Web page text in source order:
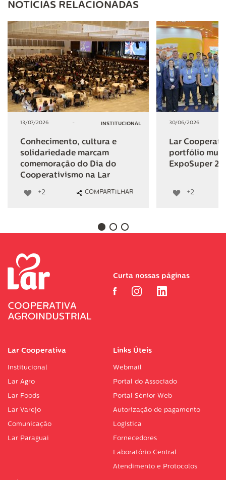
NOTÍCIAS RELACIONADAS
13/07/2026 - INSTITUCIONAL
Conhecimento, cultura e
solidariedade marcam
comemoração do Dia do
Cooperativismo na Lar
+2 COMPARTILHAR
30/06/2026
Lar
portfólio
ExpoSuper
+2
Lar Cooperativa
Institucional
Lar Agro
Lar Foods
Lar Varejo
Comunicação
Lar Paraguai
Links Úteis
Webmail
Portal do Associado
Portal Sénior Web
Autorização de pagamento
Logística
Fornecedores
Laboratório Central
Atendimento e Protocolos
Curta nossas páginas